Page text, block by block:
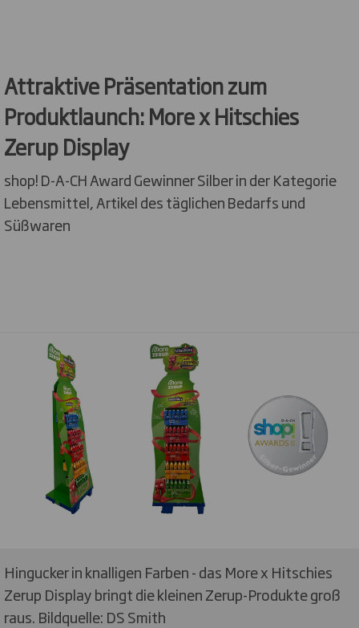
Attraktive Präsentation zum
Produktlaunch: More x Hitschies
Zerup Display
shop! D-A-CH Award GewinnerSilber in der Kategorie
Lebensmittel, Artikel des täglichen Bedarfs und
Süßwaren
Hingucker in knalligen Farben - das More x Hitschies
Zerup Display bringt die kleinen Zerup-Produkte groß
raus. Bildquelle: DS Smith